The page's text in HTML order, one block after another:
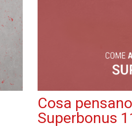
Cosa
Superbonus